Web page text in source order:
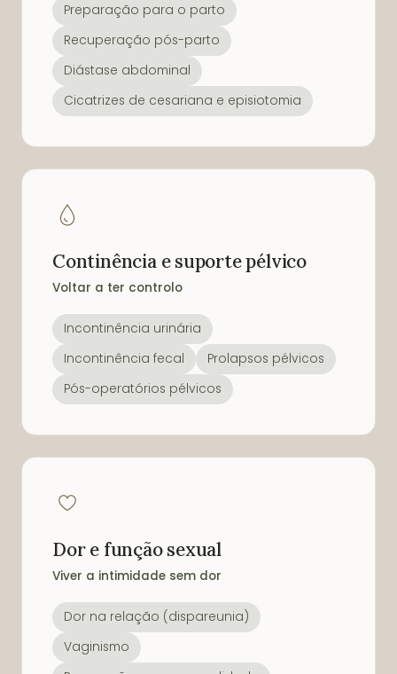
Preparação para o parto
Recuperação pós-parto
Diástase abdominal
Cicatrizes de cesariana e episiotomia
Continência e suporte pélvico
Voltar a ter controlo
Incontinência urinária
Incontinência fecal
Prolapsos pélvicos
Pós-operatórios pélvicos
Dor e função sexual
Viver a intimidade sem dor
Dor na relação (dispareunia)
Vaginismo